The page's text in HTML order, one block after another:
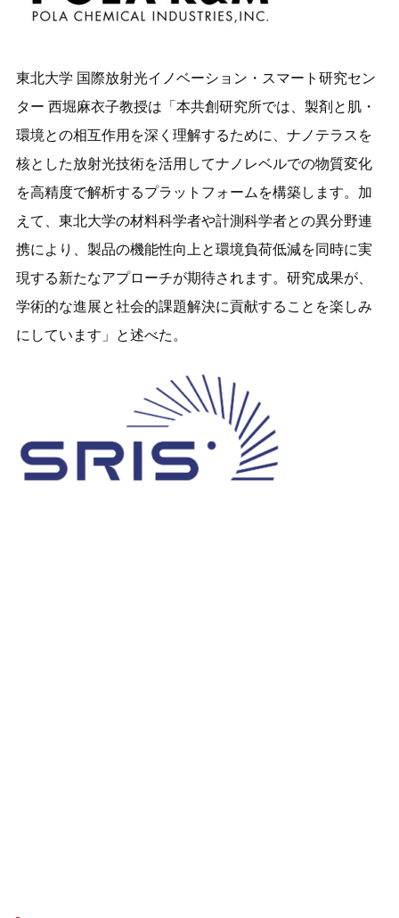
東北大学 国際放射光イノベーション・スマート研究セン
ター 西堀麻衣子教授は「本共創研究所では、製剤と肌・
環境との相互作用を深く理解するために、ナノテラスを
核とした放射光技術を活用してナノレベルでの物質変化
を高精度で解析するプラットフォームを構築します。加
えて、東北大学の材料科学者や計測科学者との異分野連
携により、製品の機能性向上と環境負荷低減を同時に実
現する新たなアプローチが期待されます。研究成果が、
学術的な進展と社会的課題解決に貢献することを楽しみ
にしています」と述べた。